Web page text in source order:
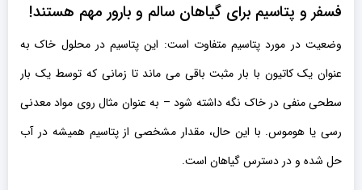
فسفر و پتاسیم برای گیاهان سالم و بارور مهم هستند!
وضعیت در مورد پتاسیم متفاوت است: این پتاسیم در محلول خاک به
عنوان یک کاتیون با بار مثبت باقی می ماند تا زمانی که توسط یک بار
سطحی منفی در خاک نگه داشته شود – به عنوان مثال روی مواد معدنی
رسی یا هوموس. با این حال، مقدار مشخصی از پتاسیم همیشه در آب
حل شده و در دسترس گیاهان است.